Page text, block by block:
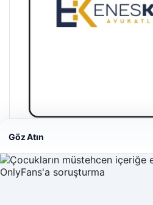
Enes Kaplan Avukatlık Bürosu
28/04/2026
Göz Atın